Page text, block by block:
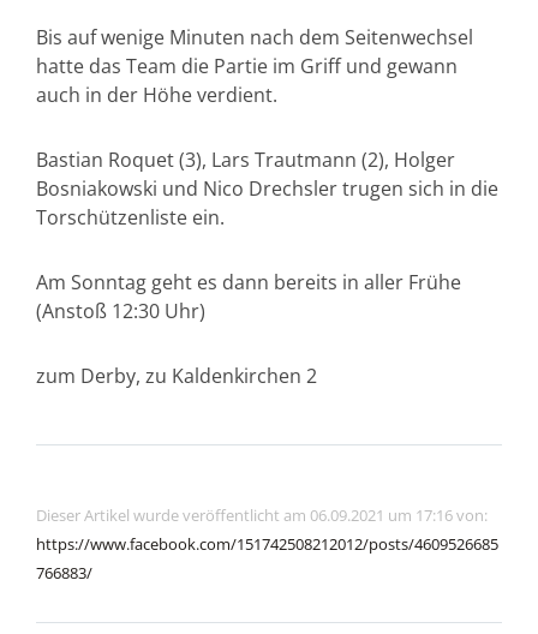
Bis auf wenige Minuten nach dem Seitenwechsel
hatte das Team die Partie im Griff und gewann
auch in der Höhe verdient.
Bastian Roquet (3), Lars Trautmann (2), Holger
Bosniakowski und Nico Drechsler trugen sich in die
Torschützenliste ein.
Am Sonntag geht es dann bereits in aller Frühe
(Anstoß 12:30 Uhr)
zum Derby, zu Kaldenkirchen 2
Dieser Artikel wurde veröffentlicht am 06.09.2021 um 17:16 von:
https://www.facebook.com/151742508212012/posts/4609526685
766883/